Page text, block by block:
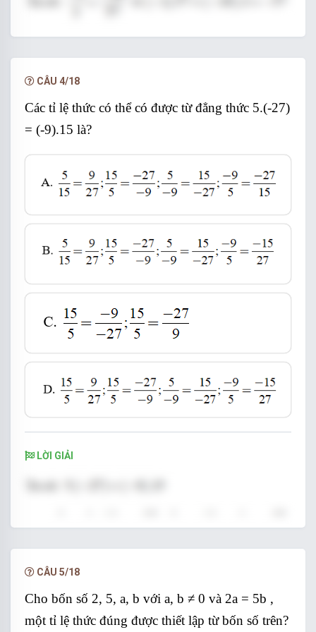
Đáp án D
CÂU 4/18
Các tỉ lệ thức có thể có được từ đẳng thức 5.(-27)
= (-9).15 là?
LỜI GIẢI
Đáp án A
CÂU 5/18
Cho bốn số 2, 5, a, b với a, b ≠ 0 và 2a = 5b ,
một tỉ lệ thức đúng được thiết lập từ bốn số trên?